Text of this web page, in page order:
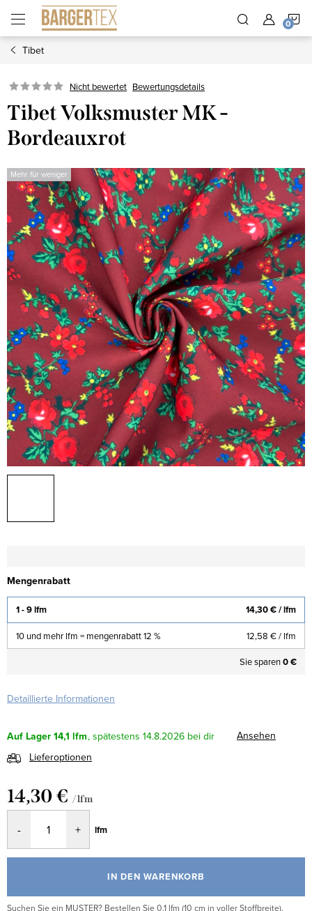
Inhalt
springen
Tibet
Nicht bewertet Bewertungsdetails
Tibet Volksmuster MK -
Bordeauxrot
Mehr für weniger
Mengenrabatt
1 - 9 lfm 14,30 €/ lfm
10 und mehr lfm = mengenrabatt 12 % 12,58 €/ lfm
Sie sparen0 €
Detaillierte Informationen
Auf Lager 14,1 lfm 14.8.2026
Ansehen
Lieferoptionen
14,30 € / lfm
lfm
IN DEN WARENKORB
Suchen Sie ein MUSTER? Bestellen Sie 0,1 lfm (10 cm in voller Stoffbreite).